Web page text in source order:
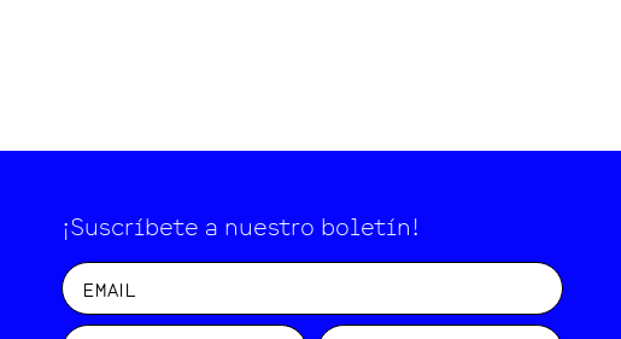
¡Suscríbete a nuestro boletín!